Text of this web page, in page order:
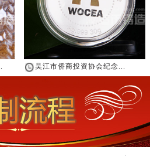
吴江市侨商投资协会纪念...